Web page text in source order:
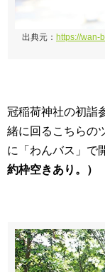
出典元： https://wan-
冠稲荷神社の初詣
緒に回るこちらの
に「わんバス」で
約枠空きあり。）